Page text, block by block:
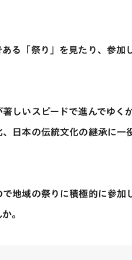
る「祭り」を見たり、参加
しいスピードで進んでゆく
日本の伝統文化の継承に一
地域の祭りに積極的に参加
。